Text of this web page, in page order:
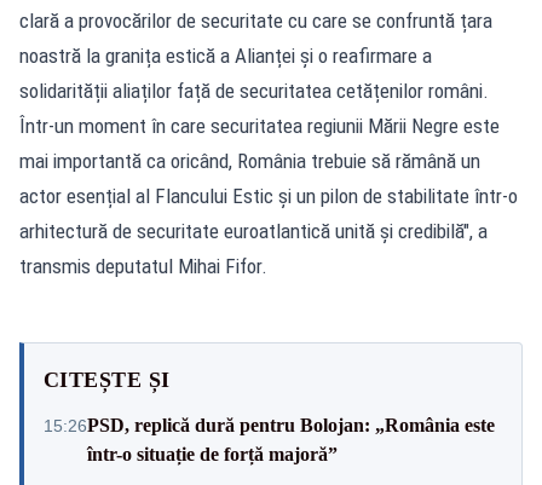
clară a provocărilor de securitate cu care se confruntă țara
noastră la granița estică a Alianței și o reafirmare a
solidarității aliaților față de securitatea cetățenilor români.
Într-un moment în care securitatea regiunii Mării Negre este
mai importantă ca oricând, România trebuie să rămână un
actor esențial al Flancului Estic și un pilon de stabilitate într-o
arhitectură de securitate euroatlantică unită și credibilă", a
transmis deputatul Mihai Fifor.
CITEȘTE ȘI
15:26PSD, replică dură pentru Bolojan: „România este
într-o situație de forță majoră”